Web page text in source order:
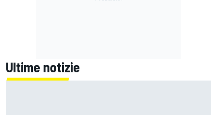
Ultime notizie